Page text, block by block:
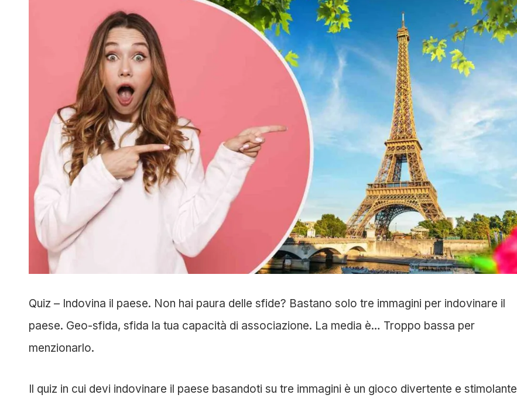
Quiz – Indovina il paese. Non hai paura delle sfide? Bastano solo tre immagini per indovinare il
paese. Geo-sfida, sfida la tua capacità di associazione. La media è… Troppo bassa per
menzionarlo.
Il quiz in cui devi indovinare il paese basandoti su tre immagini è un gioco divertente e stimolante